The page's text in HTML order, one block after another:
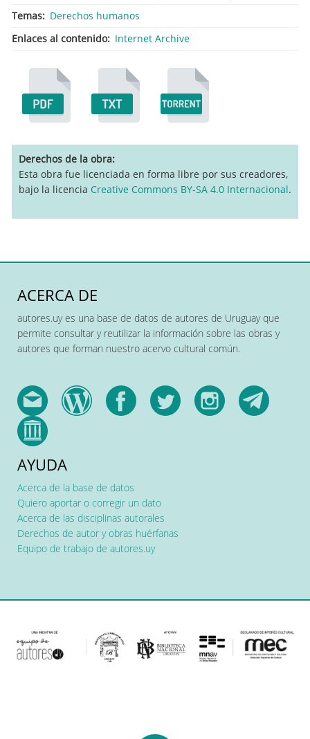
Temas
Derechos humanos
Enlaces al contenido
Internet Archive
Derechos de la obra
Esta obra fue licenciada en forma libre por sus creadores,
bajo la licencia Creative Commons BY-SA 4.0 Internacional.
ACERCA DE
autores.uy es una base de datos de autores de Uruguay que
permite consultar y reutilizar la información sobre las obras y
autores que forman nuestro acervo cultural común.
AYUDA
Acerca de la base de datos
Quiero aportar o corregir un dato
Acerca de las disciplinas autorales
Derechos de autor y obras huérfanas
Equipo de trabajo de autores.uy